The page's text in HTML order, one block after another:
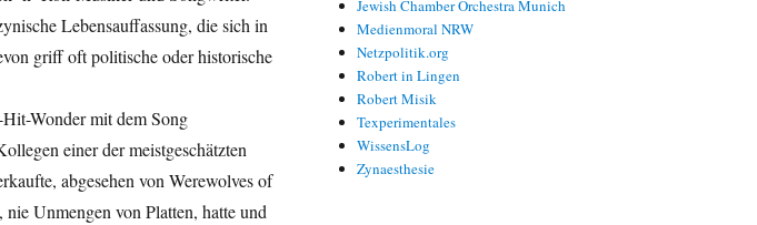
Lebensauffassung, die sich in
griff oft politische oder historische
Wonder mit dem Song
einer der meistgeschätzten
abgesehen von Werewolves of
nie Unmengen von Platten, hatte und
Jewish Chamber Orchestra Munich
Medienmoral NRW
Netzpolitik.org
Robert in Lingen
Robert Misik
Texperimentales
WissensLog
Zynaesthesie